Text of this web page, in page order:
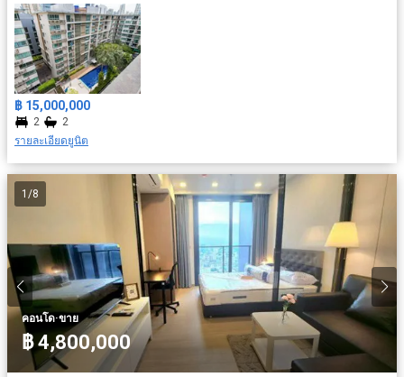
฿ 15,000,000
2
2
รายละเอียดยูนิต
1 /8
คอนโด·ขาย
฿ 4,800,000